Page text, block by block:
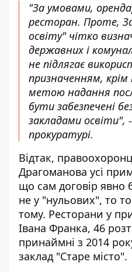
"За умовами,
ресторан. Проте,
освіту" чітко
державних і
не підлягає
призначенням,
метою надання
бути забезпечені
закладами освіти", -
прокуратурі.
Відтак,
Драгоманова усі
що сам договір
не у "нульових", то
тому. Ресторани у
Івана Франка, 46
принаймні з 2014
заклад "Старе місто".